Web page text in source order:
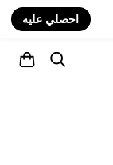
احصلي عليه